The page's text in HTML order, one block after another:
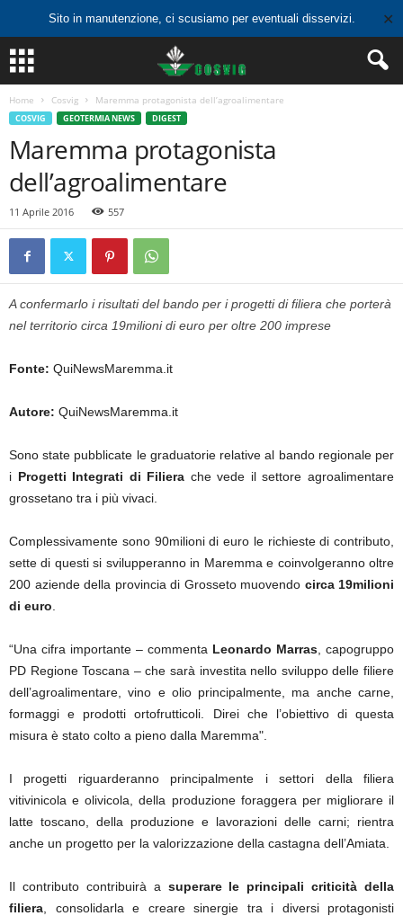
Sito in manutenzione, ci scusiamo per eventuali disservizi. ✕
Home Cosvig Maremma protagonista dell’agroalimentare
COSVIG GEOTERMIA NEWS DIGEST
Maremma protagonista
dell’agroalimentare
11 Aprile 2016 557
A confermarlo i risultati del bando per i progetti di filiera che porterà
nel territorio circa 19milioni di euro per oltre 200 imprese
Fonte: QuiNewsMaremma.it
Autore: QuiNewsMaremma.it
Sono state pubblicate le graduatorie relative al bando regionale per
i Progetti Integrati di Filiera che vede il settore agroalimentare
grossetano tra i più vivaci.
Complessivamente sono 90milioni di euro le richieste di contributo,
sette di questi si svilupperanno in Maremma e coinvolgeranno oltre
200 aziende della provincia di Grosseto muovendo circa 19milioni
di euro
“Una cifra importante – commenta Leonardo Marras , capogruppo
PD Regione Toscana – che sarà investita nello sviluppo delle filiere
dell’agroalimentare, vino e olio principalmente, ma anche carne,
formaggi e prodotti ortofrutticoli. Direi che l’obiettivo di questa
misura è stato colto a pieno dalla Maremma".
I progetti riguarderanno principalmente i settori della filiera
vitivinicola e olivicola, della produzione foraggera per migliorare il
latte toscano, della produzione e lavorazioni delle carni; rientra
anche un progetto per la valorizzazione della castagna dell’Amiata.
Il contributo contribuirà a superare le principali criticità della
filiera , consolidarla e creare sinergie tra i diversi protagonisti